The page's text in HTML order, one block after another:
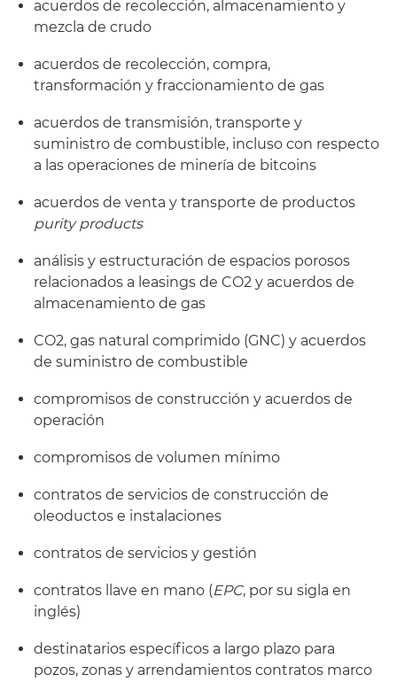
acuerdos de recolección, almacenamiento y
mezcla de crudo
acuerdos de recolección, compra,
transformación y fraccionamiento de gas
acuerdos de transmisión, transporte y
suministro de combustible, incluso con respecto
a las operaciones de minería de bitcoins
acuerdos de venta y transporte de productos
purity products
análisis y estructuración de espacios porosos
relacionados a leasings de CO2 y acuerdos de
almacenamiento de gas
CO2, gas natural comprimido (GNC) y acuerdos
de suministro de combustible
compromisos de construcción y acuerdos de
operación
compromisos de volumen mínimo
contratos de servicios de construcción de
oleoductos e instalaciones
contratos de servicios y gestión
contratos llave en mano (EPC, por su sigla en
inglés)
destinatarios específicos a largo plazo para
pozos, zonas y arrendamientos contratos marco